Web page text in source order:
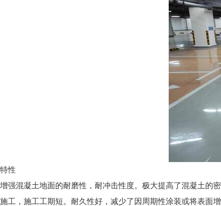
特性
增强混凝土地面的耐磨性，耐冲击性度。极大提高了混凝土的
施工，施工工期短。耐久性好，减少了因周期性涂装或将表面